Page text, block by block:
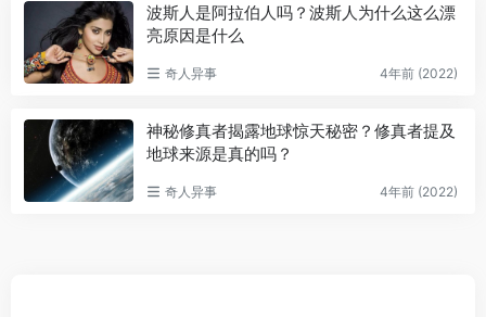
波斯人是阿拉伯人吗？波斯人为什么这么漂
亮原因是什么
奇人异事 4年前 (2022)
神秘修真者揭露地球惊天秘密？修真者提及
地球来源是真的吗？
奇人异事 4年前 (2022)